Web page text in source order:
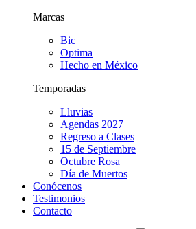
Marcas
Bic
Optima
Hecho en México
Temporadas
Lluvias
Agendas 2027
Regreso a Clases
15 de Septiembre
Octubre Rosa
Día de Muertos
Conócenos
Testimonios
Contacto